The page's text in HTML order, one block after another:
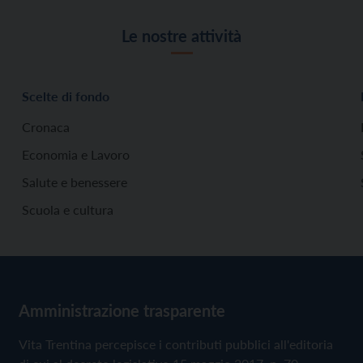
Le nostre attività
Scelte di fondo
Cronaca
Economia e Lavoro
Salute e benessere
Scuola e cultura
Amministrazione trasparente
Vita Trentina percepisce i contributi pubblici all'editoria